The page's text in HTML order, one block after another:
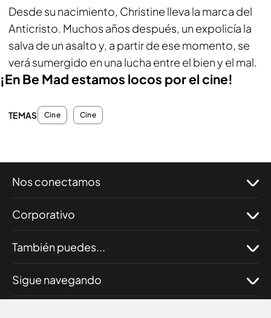
Desde su nacimiento, Christine lleva la marca del
Anticristo. Muchos años después, un expolicía la
salva de un asalto y, a partir de ese momento, se
verá sumergido en una lucha entre el bien y el mal.
¡En Be Mad estamos locos por el cine!
TEMAS Cine Cine
Nos conectamos
Corporativo
También puedes...
Sigue navegando